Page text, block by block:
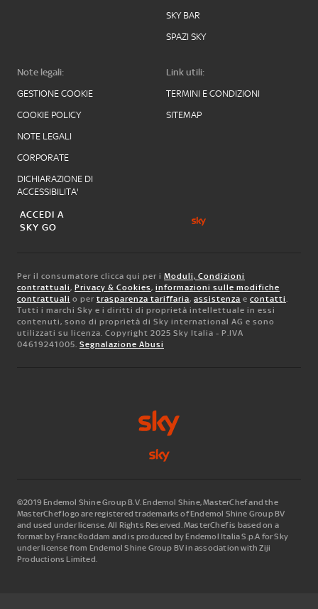
SKY BAR
SPAZI SKY
Note legali:
GESTIONE COOKIE
COOKIE POLICY
NOTE LEGALI
CORPORATE
DICHIARAZIONE DI
ACCESSIBILITA'
Link utili:
TERMINI E CONDIZIONI
SITEMAP
ACCEDI A
SKY GO
Per il consumatore clicca qui per i Moduli, Condizioni
contrattuali , Privacy & Cookies, informazioni sulle modifiche
contrattuali o per trasparenza tariffaria, assistenza e contatti
Tutti i marchi Sky e i diritti di proprietà intellettuale in essi
contenuti, sono di proprietà di Sky international AG e sono
utilizzati su licenza. Copyright 2025 Sky Italia - P.IVA
04619241005. Segnalazione Abusi
©2019 Endemol Shine Group B.V. Endemol Shine, MasterChef and the
MasterChef logo are registered trademarks of Endemol Shine Group BV
and used under license. All Rights Reserved. MasterChef is based on a
format by Franc Roddam and is produced by Endemol Italia S.p.A for Sky
under license from Endemol Shine Group BV in association with Ziji
Productions Limited.